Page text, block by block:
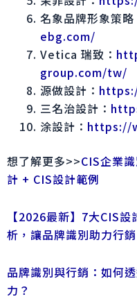
名象品牌形象策略
ebg.com/
Vetica 瑞致：
group.com/tw/
源做設計：
三名治設計：
涂設計： https://
想了解更多>>CIS企業
計 + CIS設計範例
【2026最新】7大CIS
析，讓品牌識別助力行銷
品牌識別與行銷：如何
力？